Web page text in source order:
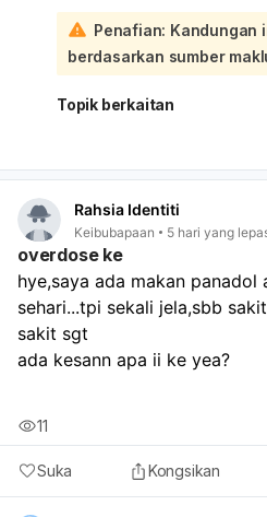
setiap 5–10 minit. Boleh
beri ketika anak lebih
cukup jika pengambilan
menyusu, teruskan ikut
sampai dia muntah atau
nampak mengantuk luar
susah bernafas, air liur
keadaan makin teruk, perlu
Bila tonsil bengkak, doktor
ada ada jangkitan yang
Penafian: Kandungan
berdasarkan sumber
Topik berkaitan
Rahsia Identiti
Keibubapaan 5 hari yang
overdose ke
hye,saya ada makan
sehari...tpi sekali jela,sbb
sakit sgt
ada kesann apa ii ke yea?
Suka Kongsikan
11